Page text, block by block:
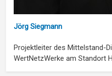
Jörg Siegmann
Projektleiter des Mittelstand-
WertNetzWerke am Standort